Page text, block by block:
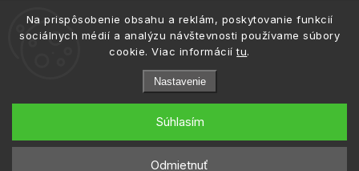
Na prispôsobenie obsahu a reklám, poskytovanie funkcií
sociálnych médií a analýzu návštevnosti používame súbory
cookie. Viac informáciítu.
Nastavenie
Odmietnuť
Súhlasím
Copyright 2026eiffeloptic.sk. Všetky práva vyhradené.
Upraviť nastavenie cookies